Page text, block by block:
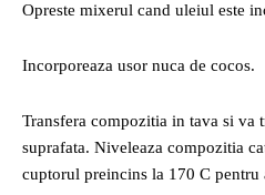
Opreste mixerul cand uleiul este
Incorporeaza usor nuca de cocos.
Transfera compozitia in tava si va
suprafata. Niveleaza compozitia
cuptorul preincins la 170 C